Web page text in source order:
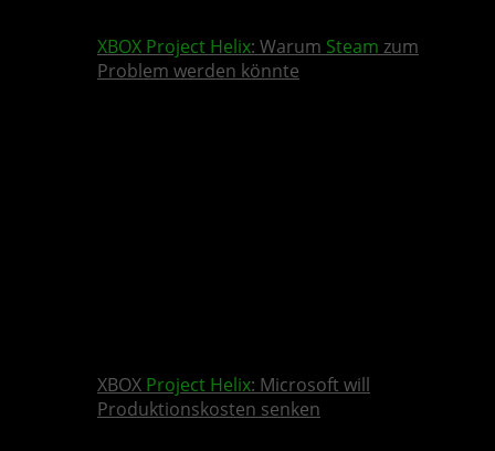
XBOX Project Helix: Warum Steam zum
Problem werden könnte
XBOX Project Helix: Microsoft will
Produktionskosten senken